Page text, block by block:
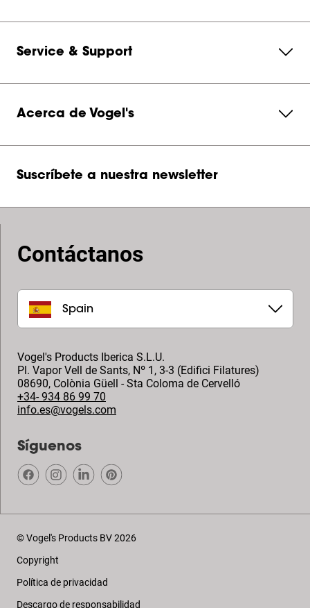
Service & Support
Acerca de Vogel's
Suscríbete a nuestra newsletter
Contáctanos
Spain
Vogel's Products Iberica S.L.U.
Pl. Vapor Vell de Sants, Nº 1, 3-3 (Edifici Filatures)
08690, Colònia Güell - Sta Coloma de Cervelló
+34- 934 86 99 70
info.es@vogels.com
Síguenos
© Vogel's Products BV2026
Copyright
Política de privacidad
Descargo de responsabilidad